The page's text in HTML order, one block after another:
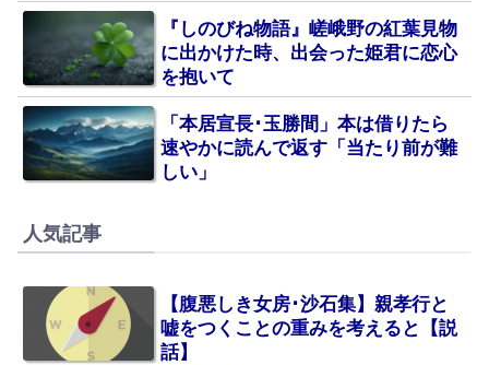
『しのびね物語』嵯峨野の紅葉見物
に出かけた時、出会った姫君に恋心
を抱いて
「本居宣長･玉勝間」本は借りたら
速やかに読んで返す「当たり前が難
しい」
人気記事
【腹悪しき女房･沙石集】親孝行と
嘘をつくことの重みを考えると【説
話】